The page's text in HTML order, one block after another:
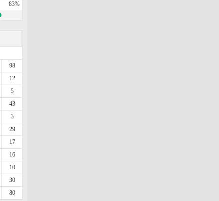
83%
98
12
5
43
3
29
17
16
10
30
80